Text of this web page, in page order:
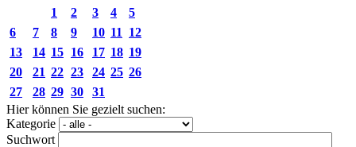
1
2 3 4
5
6
7 8 9 10 11
12
13
14 15 16 17 18 19
20
21 22 23 24 25 26
27
28 29 30
31
Hier können Sie gezielt suchen:
Kategorie
Suchwort